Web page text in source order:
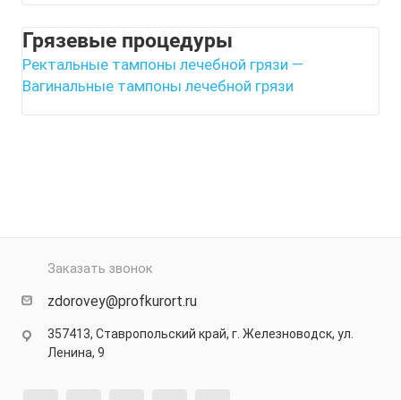
Грязевые процедуры
Ректальные тампоны лечебной грязи —
Вагинальные тампоны лечебной грязи
Заказать звонок
zdorovey@profkurort.ru
357413, Ставропольский край, г. Железноводск, ул.
Ленина, 9